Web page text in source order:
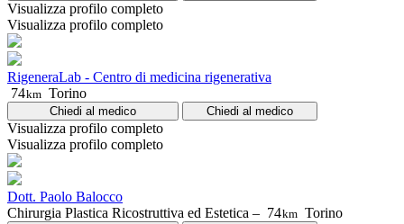
Visualizza profilo completo
Visualizza profilo completo
RigeneraLab - Centro di medicina rigenerativa
74km Torino
Chiedi al medico Chiedi al medico
Visualizza profilo completo
Visualizza profilo completo
Dott. Paolo Balocco
Chirurgia Plastica Ricostruttiva ed Estetica – 74km Torino